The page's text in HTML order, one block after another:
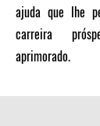
ajuda que lhe
carreira
aprimorado.